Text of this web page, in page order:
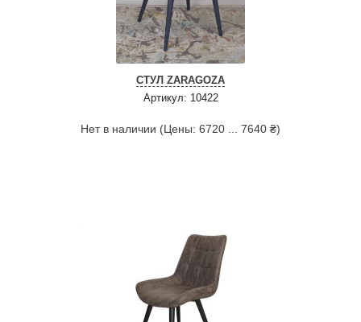
СТУЛ ZARAGOZA
Артикул: 10422
Нет в наличии (Цены: 6720 ... 7640 ₴)